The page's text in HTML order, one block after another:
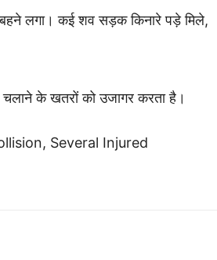
लगा। कई शव सड़क किनारे पड़े मिले,
चलाने के खतरों को उजागर करता है।
Several Injured